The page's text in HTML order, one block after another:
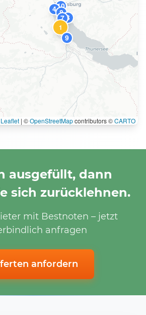
1
3
4
7
8
9
10
Leaflet | ©OpenStreetMapcontributors ©CARTO
ausgefüllt, dann
sich zurücklehnen.
mit Bestnoten – jetzt
anfragen
anfordern